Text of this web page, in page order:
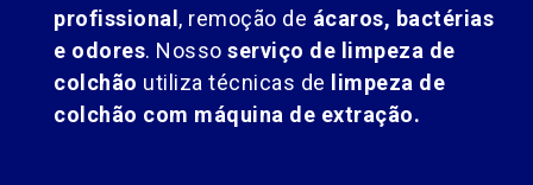
profissional, remoção de ácaros, bactérias
e odores. Nosso serviço de limpeza de
colchão utiliza técnicas de limpeza de
colchão com máquina de extração.